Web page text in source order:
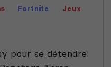
Fortnite
Jeux
pour se détendre